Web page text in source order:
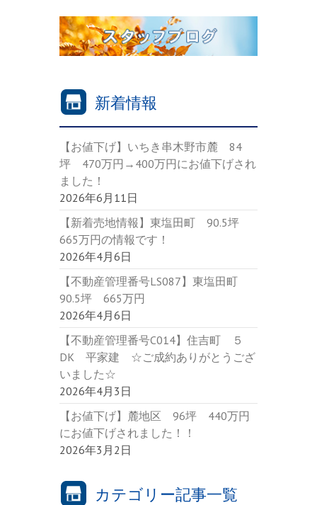
新着情報
【お値下げ】いちき串木野市麓 84
坪 470万円→400万円にお値下げされ
ました！
2026年6月11日
【新着売地情報】東塩田町 90.5坪
665万円の情報です！
2026年4月6日
【不動産管理番号LS087】東塩田町
90.5坪 665万円
2026年4月6日
【不動産管理番号C014】住吉町 ５
DK 平家建 ☆ご成約ありがとうござ
いました☆
2026年4月3日
【お値下げ】麓地区 96坪 440万円
にお値下げされました！！
2026年3月2日
カテゴリー記事一覧